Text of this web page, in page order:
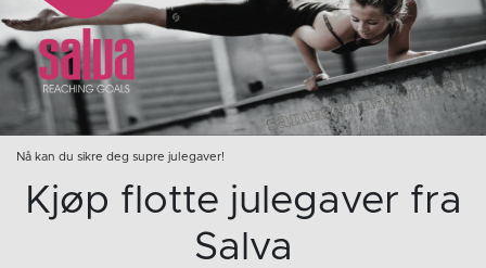
Nå kan du sikre deg supre julegaver!
Kjøp flotte julegaver fra
Salva